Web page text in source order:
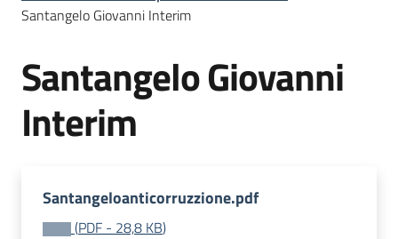
Accesso
Santangelo Giovanni Interim
Santangelo Giovanni
Interim
Santangeloanticorruzzione.pdf
(PDF - 28,8 KB)